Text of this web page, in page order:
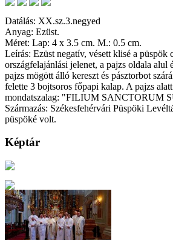
Datálás: XX.sz.3.negyed
Anyag: Ezüst.
Méret: Lap: 4 x 3.5 cm. M.: 0.5 cm.
Leírás: Ezüst negatív, vésett klisé a püspök
országfelajánlási jelenet, a pajzs oldala alul
pajzs mögött álló kereszt és pásztorbot
felette 3 bojtsoros főpapi kalap. A pajzs
mondatszalag: "FILIUM SANCTORUM
Származás: Székesfehérvári Püspöki
püspöké volt.
Képtár